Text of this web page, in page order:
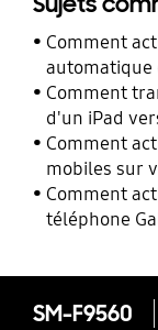
Comment
automatique
Galaxy ?
Comment
d'un iPad
Smart
Comment
mobiles sur
Comment
téléphone
SM-F9560